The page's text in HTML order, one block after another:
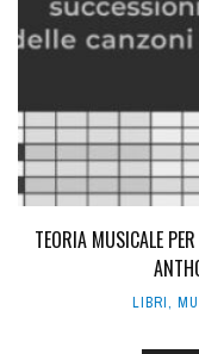
TEORIA MUSICALE
LIBRI,